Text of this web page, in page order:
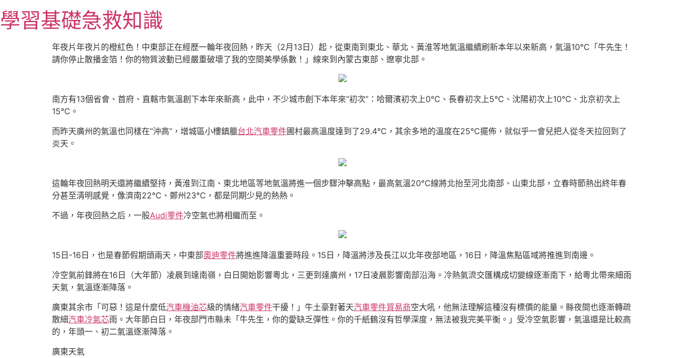
至
主
學習基礎急救知識
年夜片年夜片的橙紅色！中東部正在經歷一輪年夜回熱，昨天（2月13日）起，從東南到東北、華北、黃淮等地氣溫繼續刷新本年以來新高，氣溫10℃「牛先生！
請你停止散播金箔！你的物質波動已經嚴重破壞了我的空間美學係數！」線來到內蒙古東部、遼寧北部。
南方有13個省會、首府、直轄市氣溫創下本年來新高，此中，不少城市創下本年來“初次”：哈爾濱初次上0℃、長春初次上5℃、沈陽初次上10℃、北京初次上
15℃。
而昨天廣州的氣溫也同樣在“沖高”，增城區小樓鎮臘台北汽車零件圃村最高溫度達到了29.4℃，其余多地的溫度在25℃擺佈，就似乎一會兒把人從冬天拉回到了
炎天。
這輪年夜回熱明天還將繼續堅持，黃淮到江南、東北地區等地氣溫將進一個步驟沖擊高點，最高氣溫20℃線將北抬至河北南部、山東北部，立春時節熱出終年春
分甚至清明感覺，像濟南22℃、鄭州23℃，都是同期少見的熱熱。
不過，年夜回熱之后，一股Audi零件冷空氣也將相繼而至。
15日-16日，也是春節假期頭兩天，中東部奧迪零件將進進降溫重要時段。15日，降溫將涉及長江以北年夜部地區，16日，降溫焦點區域將推進到南邊。
冷空氣前鋒將在16日（大年節）凌晨到達南嶺，白日開始影響粵北，三更到達廣州，17日凌晨影響南部沿海。冷熱氣流交匯構成切變線逐漸南下，給粵北帶來細雨
天氣，氣溫逐漸降落。
廣東其余市「可惡！這是什麼低汽車機油芯級的情緒汽車零件干擾！」牛土豪對著天汽車零件貿易商空大吼，他無法理解這種沒有標價的能量。縣夜間也逐漸轉疏
散細汽車冷氣芯雨。大年節白日，年夜部門市縣未「牛先生，你的愛缺乏彈性。你的千紙鶴沒有哲學深度，無法被我完美平衡。」受冷空氣影響，氣溫還是比較高
的，年頭一、初二氣溫逐漸降落。
廣東天氣